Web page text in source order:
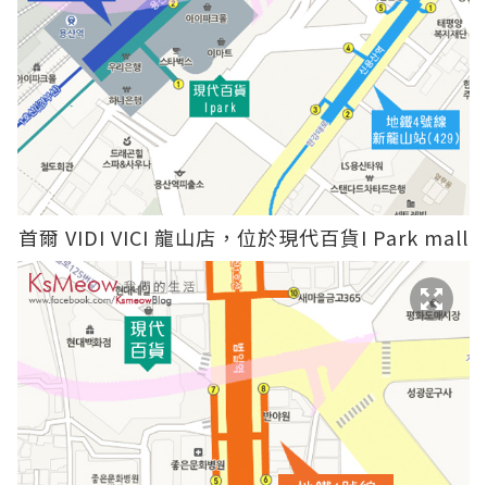
首爾 VIDI VICI 龍山店，位於現代百貨I Park mall